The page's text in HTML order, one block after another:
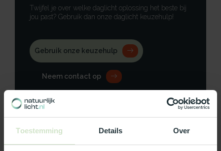
Toestemming Details Over
Twijfel je over welke daglicht oplossing het beste bij
jou past? Gebruik dan onze daglicht keuzehulp!
Gebruik onze keuzehulp
Neem contact op
Productomschrijving